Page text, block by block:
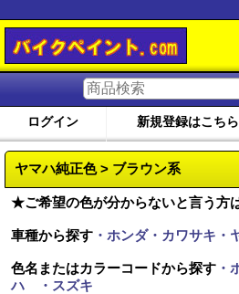
ログイン 新規登録はこちら
ヤマハ純正色 > ブラウン系
★ご希望の色が分からないと言う方
車種から探す ・ホンダ・カワサキ・
色名またはカラーコードから探す ・
ハ
・スズキ